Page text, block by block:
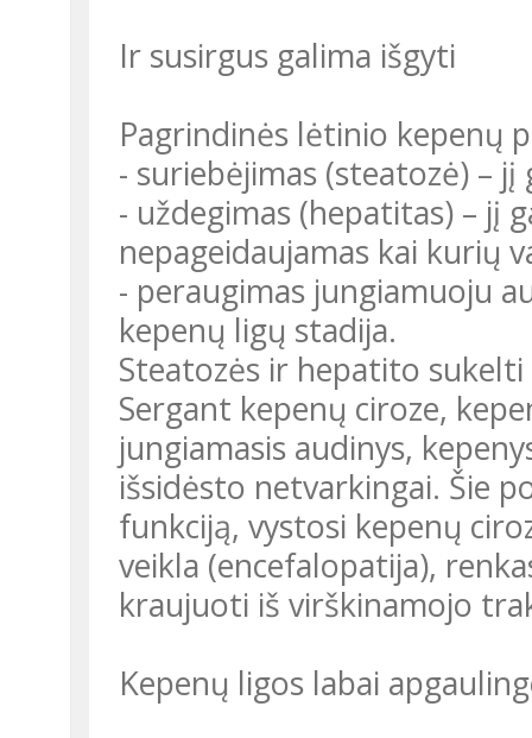
Ir susirgus galima išgyti
Pagrindinės lėtinio kepenų
- suriebėjimas (steatozė) –
- uždegimas (hepatitas) – jį
nepageidaujamas kai kurių
- peraugimas jungiamuoju
kepenų ligų stadija.
Steatozės ir hepatito
Sergant kepenų ciroze,
jungiamasis audinys,
išsidėsto netvarkingai. Šie
funkciją, vystosi kepenų
veikla (encefalopatija),
kraujuoti iš virškinamojo
Kepenų ligos labai